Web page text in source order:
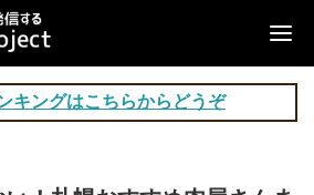
キングはこちらからどうぞ